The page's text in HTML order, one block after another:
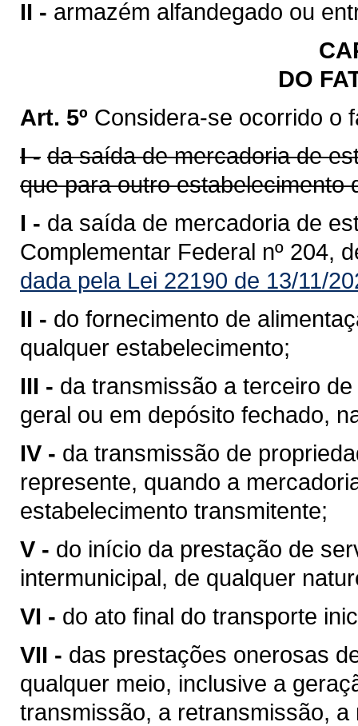
II - armazém alfandegado ou
DO
Art. 5º Considera-se ocorrido o
I - da saída de mercadoria de
que para outro estabelecimento
I - da saída de mercadoria de
Complementar Federal nº 204,
dada pela Lei 22190 de 13/11/
II - do fornecimento de
qualquer estabelecimento;
III - da transmissão a terceiro
geral ou em depósito fechado,
IV - da transmissão de
represente, quando a
estabelecimento transmitente;
V - do início da prestação de
intermunicipal, de qualquer
VI - do ato final do transporte
VII - das prestações onerosas
qualquer meio, inclusive a
transmissão, a retransmissão,